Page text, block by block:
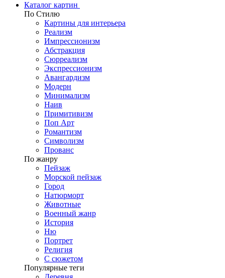
Каталог картин
По Стилю
Картины для интерьера
Реализм
Импрессионизм
Абстракция
Сюрреализм
Экспрессионизм
Авангардизм
Модерн
Минимализм
Наив
Примитивизм
Поп Арт
Романтизм
Символизм
Прованс
По жанру
Пейзаж
Морской пейзаж
Город
Натюрморт
Животные
Военный жанр
История
Ню
Портрет
Религия
С сюжетом
Популярные теги